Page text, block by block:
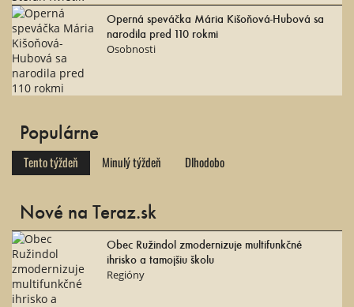
Operná speváčka Mária Kišoňová-Hubová sa
narodila pred 110 rokmi
Osobnosti
Populárne
Tento týždeň Minulý týždeň Dlhodobo
Nové na Teraz.sk
Obec Ružindol zmodernizuje multifunkčné
ihrisko a tamojšiu školu
Regióny